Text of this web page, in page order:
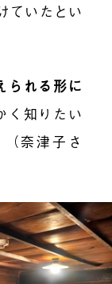
ていたとい
られる形に
く知りたい
奈津子さ